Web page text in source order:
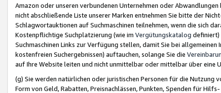
Amazon oder unseren verbundenen Unternehmen oder
nicht abschließende Liste unserer Marken entnehmen Sie bitte der
Schlagwortauktionen auf Suchmaschinen teilnehmen, wenn die sich
Kostenpflichtige Suchplatzierung (wie im Vergütungskatalog definiert)
Suchmaschinen Links zur Verfügung stellen, damit Sie bei
kostenfreien Suchergebnissen) auftauchen, solange Sie die
auf Ihre Website leiten und nicht unmittelbar oder mittelbar über eine
(g) Sie werden natürlichen oder juristischen Personen für die Nutzung
Form von Geld, Rabatten, Preisnachlässen, Punkten, Spenden für